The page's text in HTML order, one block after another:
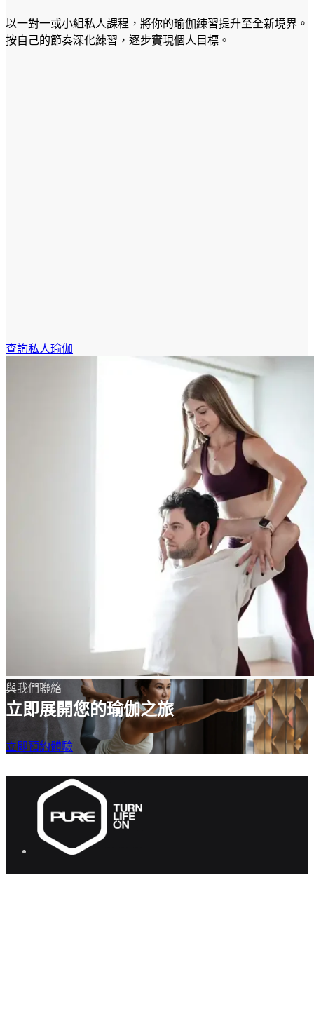
以一對一或小組私人課程，將你的瑜伽練習提升至全新境界。
按自己的節奏深化練習，逐步實現個人目標。
查詢私人瑜伽
與我們聯絡
立即展開您的瑜伽之旅
立即預約體驗